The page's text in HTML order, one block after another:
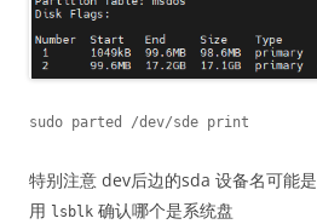
sudo parted /dev/sde print
特别注意 dev后边的sda 设备名可能是
用 lsblk 确认哪个是系统盘